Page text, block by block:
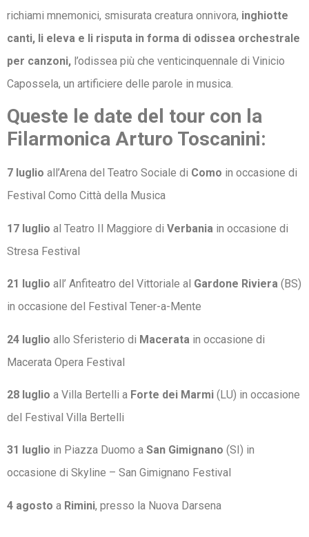
richiami mnemonici, smisurata creatura onnivora, inghiotte
canti, li eleva e li risputa in forma di odissea orchestrale
per canzoni, l’odissea più che venticinquennale di Vinicio
Capossela, un artificiere delle parole in musica.
Queste le date del tour con la
Filarmonica Arturo Toscanini:
7 luglio all’Arena del Teatro Sociale di Como in occasione di
Festival Como Città della Musica
17 luglio al Teatro Il Maggiore di Verbania in occasione di
Stresa Festival
21 luglio all’ Anfiteatro del Vittoriale al Gardone Riviera (BS)
in occasione del Festival Tener-a-Mente
24 luglio allo Sferisterio di Macerata in occasione di
Macerata Opera Festival
28 luglio a Villa Bertelli a Forte dei Marmi (LU) in occasione
del Festival Villa Bertelli
31 luglio in Piazza Duomo a San Gimignano (SI) in
occasione di Skyline – San Gimignano Festival
4 agosto a Rimini, presso la Nuova Darsena